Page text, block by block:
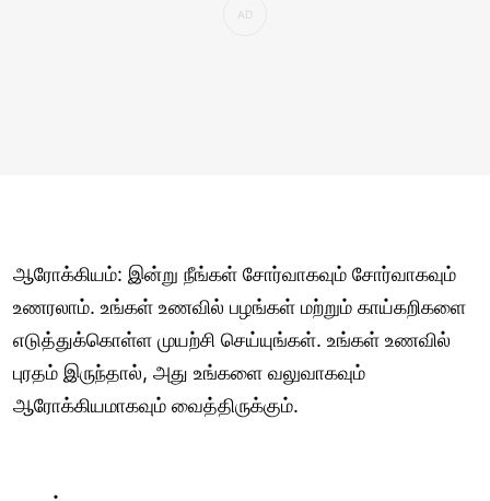
ஆரோக்கியம்: இன்று நீங்கள் சோர்வாகவும் சோர்வாகவும்
உணரலாம். உங்கள் உணவில் பழங்கள் மற்றும் காய்கறிகளை
எடுத்துக்கொள்ள முயற்சி செய்யுங்கள். உங்கள் உணவில்
புரதம் இருந்தால், அது உங்களை வலுவாகவும்
ஆரோக்கியமாகவும் வைத்திருக்கும்.